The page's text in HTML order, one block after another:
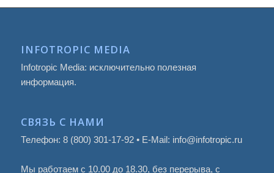
INFOTROPIC MEDIA
Infotropic Media: исключительно полезная
информация.
СВЯЗЬ С НАМИ
Телефон: 8 (800) 301-17-92 • E-Mail: info@infotropic.ru
Мы работаем с 10.00 до 18.30, без перерыва, с